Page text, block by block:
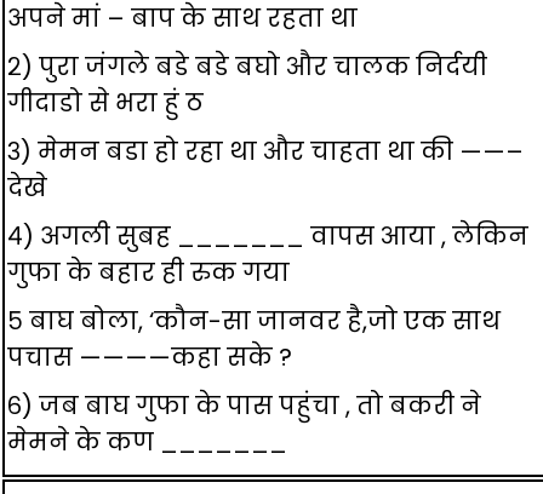
अपने मां – बाप के साथ रहता था
२) पुरा जंगले बडे बडे बघो और चालक निर्दयी
गीदाडो से भरा हुं ठ
३) मेमन बडा हो रहा था और चाहता था की ——–
देखे
४) अगली सुबह _______ वापस आया , लेकिन
गुफा के बहार ही रुक गया
५ बाघ बोला, ‘कौन-सा जानवर है,जो एक साथ
पचास ————कहा सके ?
६) जब बाघ गुफा के पास पहुंचा , तो बकरी ने
मेमने के कण _______